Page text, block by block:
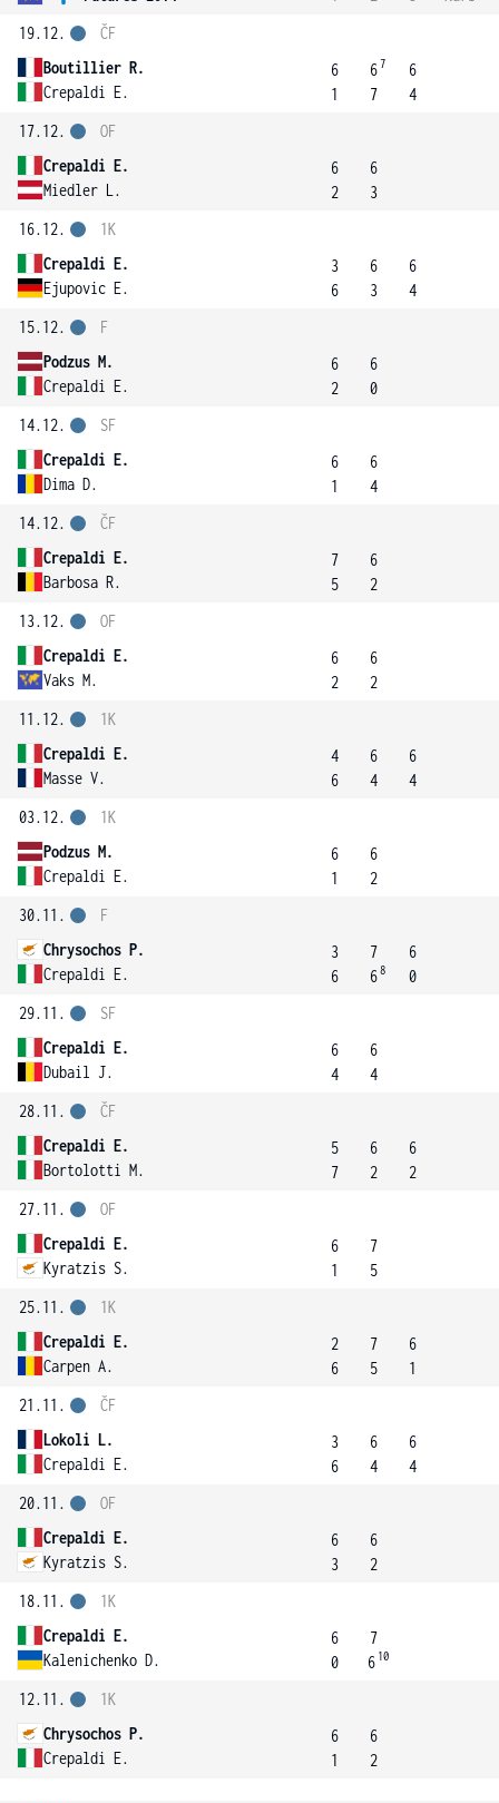
19.12.
Boutillier R.
Crepaldi E.
ČF
6
1
67
7
6
4
17.12.
Crepaldi E.
Miedler L.
OF
6
2
6
3
16.12.
Crepaldi E.
Ejupovic E.
1K
3
6
6
3
6
4
15.12.
Podzus M.
Crepaldi E.
F
6
2
6
0
14.12.
Crepaldi E.
Dima D.
SF
6
1
6
4
14.12.
Crepaldi E.
Barbosa R.
ČF
7
5
6
2
13.12.
Crepaldi E.
Vaks M.
OF
6
2
6
2
11.12.
Crepaldi E.
Masse V.
1K
4
6
6
4
6
4
03.12.
Podzus M.
Crepaldi E.
1K
6
1
6
2
30.11.
Chrysochos P.
Crepaldi E.
F
3
6
7
68
6
0
29.11.
Crepaldi E.
Dubail J.
SF
6
4
6
4
28.11.
Crepaldi E.
Bortolotti M.
ČF
5
7
6
2
6
2
27.11.
Crepaldi E.
Kyratzis S.
OF
6
1
7
5
25.11.
Crepaldi E.
Carpen A.
1K
2
6
7
5
6
1
21.11.
Lokoli L.
Crepaldi E.
ČF
3
6
6
4
6
4
20.11.
Crepaldi E.
Kyratzis S.
OF
6
3
6
2
18.11.
Crepaldi E.
Kalenichenko D.
1K
6
0
7
6 10
12.11.
Chrysochos P.
Crepaldi E.
1K
6
1
6
2